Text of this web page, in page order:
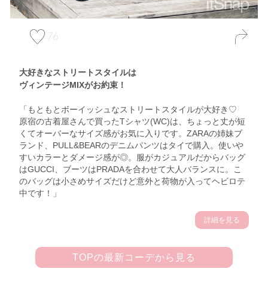
76
大好きなストリートスタイルは
ヴィンテージMIXがお約束！
「もともとボーイッシュなストリートスタイルが大好き♡
原宿の古着屋さんで買ったTシャツ(WC)は、ちょっと丈が短
くてオーバーなサイズ感がお気に入りです。ZARAの姉妹ブ
ランド、PULL&BEARのデニムパンツはタイで購入。使いや
すいカラーとダメージ感が◎。服がカジュアルだからバッグ
はGUCCI、ブーツはPRADAを合わせて大人バランスに。こ
のバッグは小さめサイズだけど意外と荷物が入ってヘビロテ
中です！」
詳細を見る
TOPの最新コーデから見る